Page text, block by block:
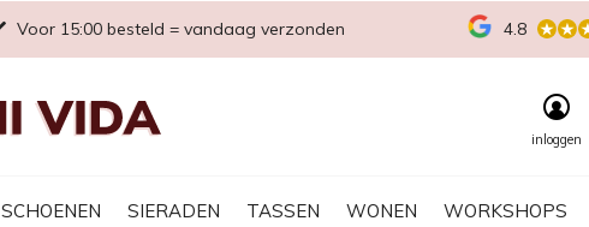
SCHOENEN SIERADEN TASSEN WONEN WORKSHOPS
inloggen
Voor 15:00 besteld = vandaag verzonden 4.8